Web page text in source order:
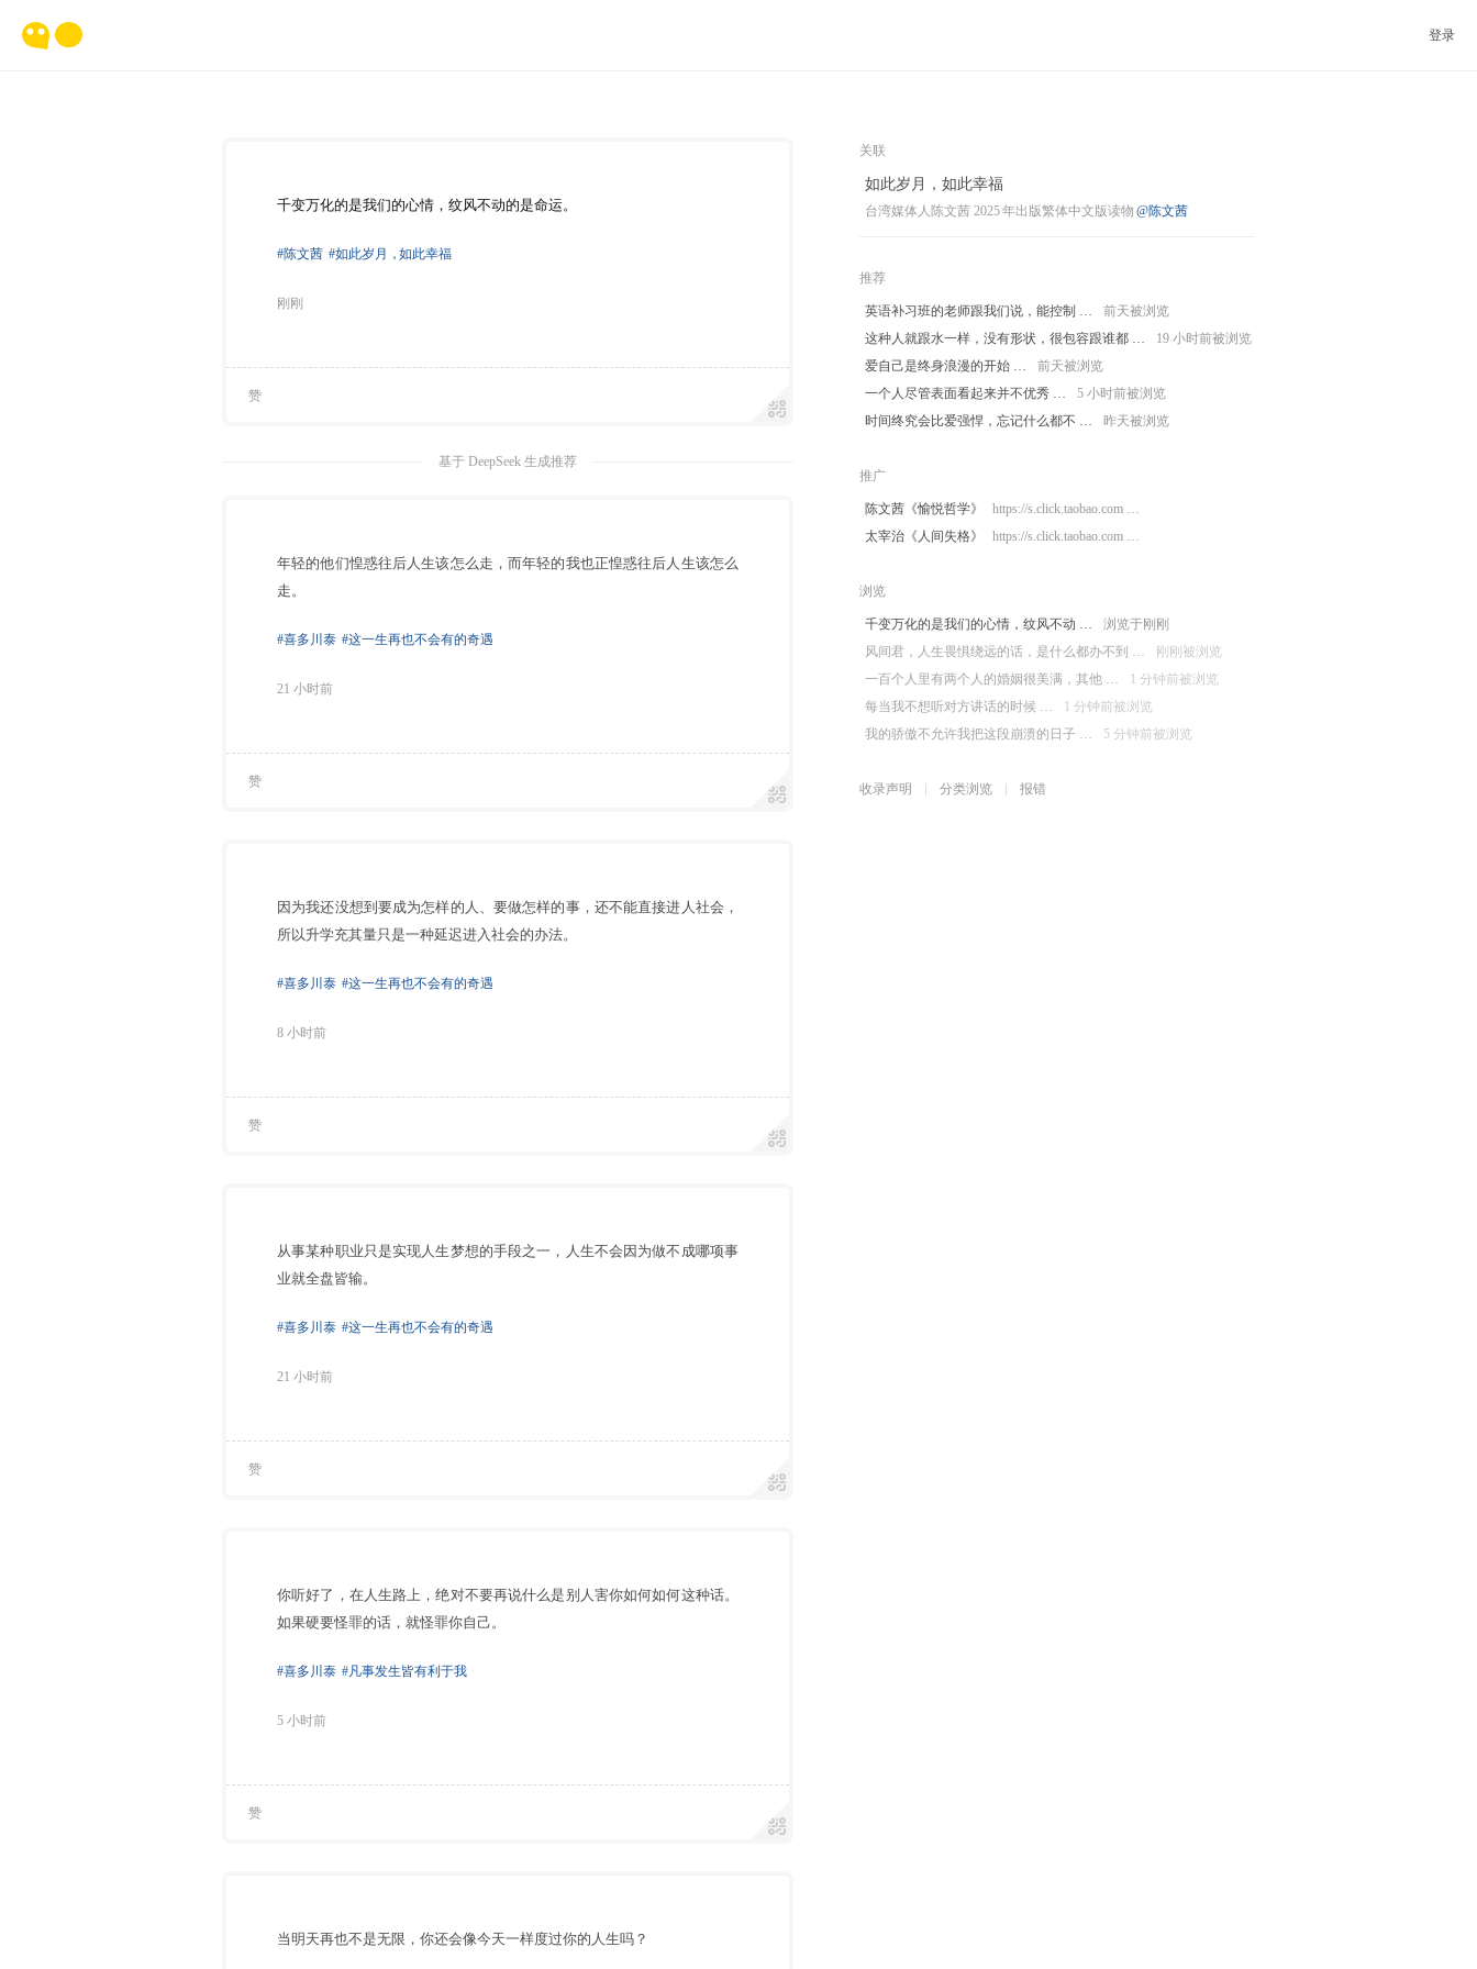
登录
千变万化的是我们的心情，纹风不动的是命运。
#陈文茜 #如此岁月 ，如此幸福
刚刚
赞
基于 DeepSeek 生成推荐
年轻的他们惶惑往后人生该怎么走，而年轻的我也正惶惑往后人生该怎么
走。
#喜多川泰 #这一生再也不会有的奇遇
21 小时前
赞
因为我还没想到要成为怎样的人、要做怎样的事，还不能直接进人社会，
所以升学充其量只是一种延迟进入社会的办法。
#喜多川泰 #这一生再也不会有的奇遇
8 小时前
赞
从事某种职业只是实现人生梦想的手段之一，人生不会因为做不成哪项事
业就全盘皆输。
#喜多川泰 #这一生再也不会有的奇遇
21 小时前
赞
你听好了，在人生路上，绝对不要再说什么是别人害你如何如何这种话。
如果硬要怪罪的话，就怪罪你自己。
#喜多川泰 #凡事发生皆有利于我
5 小时前
赞
⁠当明天再也不是无限，你还会像今天一样度过你的人生吗？
关联
如此岁月，如此幸福
台湾媒体人陈文茜 2025年出版繁体中文版读物 @陈文茜
推荐
英语补习班的老师跟我们说，能控制 …
前天被浏览
这种人就跟水一样，没有形状，很包容跟谁都 …
19 小时前被浏览
爱自己是终身浪漫的开始 …
前天被浏览
一个人尽管表面看起来并不优秀 …
5 小时前被浏览
时间终究会比爱强悍，忘记什么都不 …
昨天被浏览
推广
陈文茜《愉悦哲学》
https://s.click.taobao.com …
太宰治《人间失格》
https://s.click.taobao.com …
浏览
千变万化的是我们的心情，纹风不动 …
浏览于刚刚
风间君，人生畏惧绕远的话，是什么都办不到 …
刚刚被浏览
一百个人里有两个人的婚姻很美满，其他 …
1 分钟前被浏览
每当我不想听对方讲话的时候 …
1 分钟前被浏览
我的骄傲不允许我把这段崩溃的日子 …
5 分钟前被浏览
收录声明 分类浏览 报错